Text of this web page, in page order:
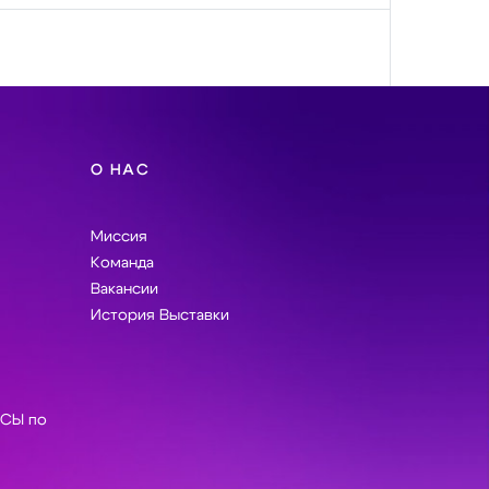
клиентов,
Далее приступаем к
под ключ. Наши
технологиями и
гарантируют высокое
качество выполнения
потребности клиентов,
Далее приступаем к
по
О НАС
Миссия
Команда
Вакансии
История Выставки